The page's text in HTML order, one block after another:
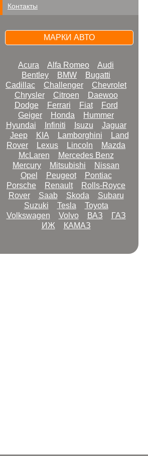
Контакты
МАРКИ АВТО
Acura Alfa Romeo
Audi
Bentley
BMW
Bugatti
Cadillac
Challenger
Chevrolet
Chrysler
Citroen
Daewoo
Dodge
Ferrari Fiat
Ford
Geiger
Honda
Hummer
Hyundai
Infiniti Isuzu
Jaguar
Jeep
KIA Lamborghini
Land
Rover
Lexus Lincoln
Mazda
McLaren
Mercedes Benz
Mercury
Mitsubishi
Nissan
Opel
Peugeot
Pontiac
Porsche
Renault
Rolls-Royce
Rover
Saab Skoda
Subaru
Suzuki
Tesla
Toyota
Volkswagen
Volvo ВАЗ
ГАЗ
ИЖ
КАМАЗ